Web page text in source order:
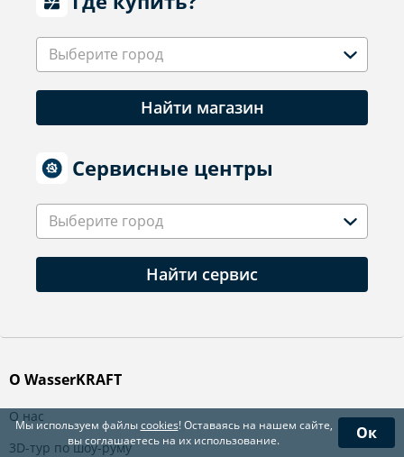
Выберите город
Найти магазин
Сервисные центры
Выберите город
Найти сервис
Мы используем файлыcookies! Оставаясь на нашем сайте,
вы соглашаетесь на их использование.
Ок
О WasserKRAFT
О нас
3D-тур по шоу-руму